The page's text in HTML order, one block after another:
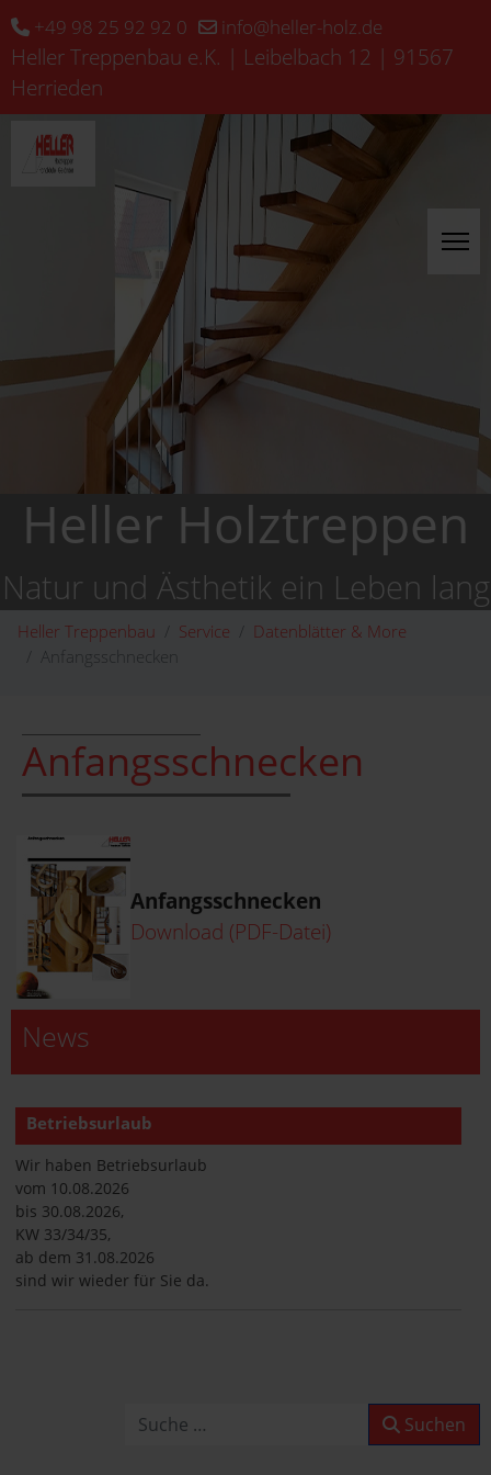
+49 98 25 92 92 0 info@heller-holz.de
Heller Treppenbau e.K. | Leibelbach 12 | 91567
Herrieden
Heller Holztreppen
Natur und Ästhetik ein Leben lang
Heller Treppenbau Service
Datenblätter & More
Anfangsschnecken
Anfangsschnecken
Anfangsschnecken
Download (PDF-Datei)
News
Betriebsurlaub
Wir haben Betriebsurlaub
vom 10.08.2026
bis 30.08.2026,
KW 33/34/35,
ab dem 31.08.2026
sind wir wieder für Sie da.
Suchen Suchen